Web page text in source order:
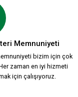
Memnuniyeti
bizim için çok
zaman en iyi hizmeti
için çalışıyoruz.